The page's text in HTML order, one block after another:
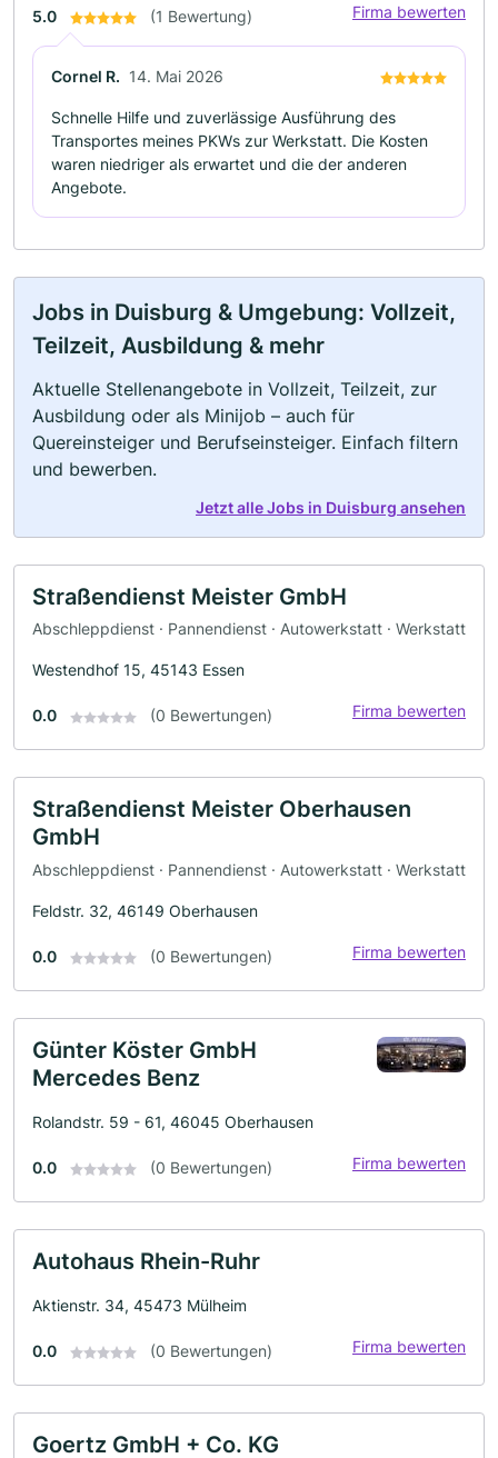
5.0 (1 Bewertung) Firma bewerten
Cornel R. 14. Mai 2026
Schnelle Hilfe und zuverlässige Ausführung des
Transportes meines PKWs zur Werkstatt. Die Kosten
waren niedriger als erwartet und die der anderen
Angebote.
Jobs in Duisburg & Umgebung: Vollzeit,
Teilzeit, Ausbildung & mehr
Aktuelle Stellenangebote in Vollzeit, Teilzeit, zur
Ausbildung oder als Minijob – auch für
Quereinsteiger und Berufseinsteiger. Einfach filtern
und bewerben.
Jetzt alle Jobs in Duisburg ansehen
Straßendienst Meister GmbH
Abschleppdienst · Pannendienst · Autowerkstatt · Werkstatt
Westendhof 15, 45143 Essen
0.0 (0 Bewertungen) Firma bewerten
Straßendienst Meister Oberhausen
GmbH
Abschleppdienst · Pannendienst · Autowerkstatt · Werkstatt
Feldstr. 32, 46149 Oberhausen
0.0 (0 Bewertungen) Firma bewerten
Günter Köster GmbH
Mercedes Benz
Rolandstr. 59 - 61, 46045 Oberhausen
0.0 (0 Bewertungen) Firma bewerten
Autohaus Rhein-Ruhr
Aktienstr. 34, 45473 Mülheim
0.0 (0 Bewertungen) Firma bewerten
Goertz GmbH + Co. KG